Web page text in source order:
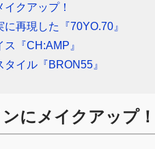
クアップ！
再現した『70YO.70』
『CH:AMP』
イル『BRON55』
にメイクアップ！